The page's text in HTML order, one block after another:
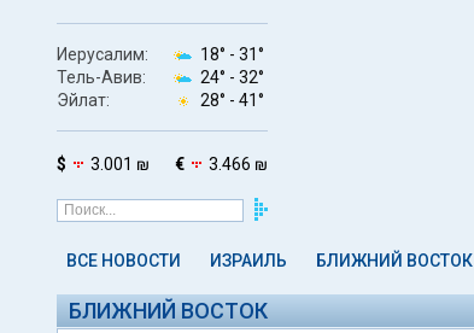
Иерусалим: 18° - 31°
Тель-Авив:
24° - 32°
Эйлат:
28° - 41°
$ 3.001 ₪ € 3.466 ₪
ВСЕ НОВОСТИ ИЗРАИЛЬ БЛИЖНИЙ ВОСТОК
БЛИЖНИЙ ВОСТОК